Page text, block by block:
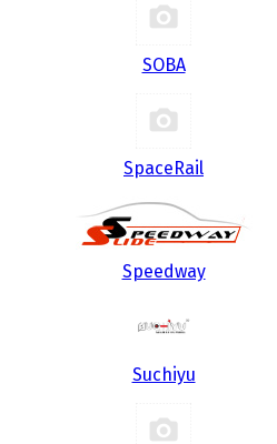
SOBA
SpaceRail
Speedway
Suchiyu